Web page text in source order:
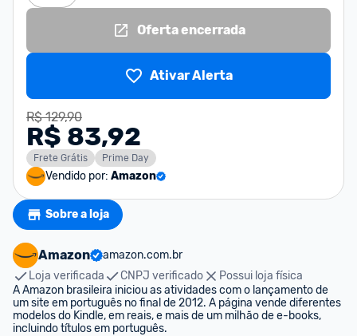
Oferta encerrada
Ativar Alerta
R$ 129,90
R$ 83,92
Frete Grátis Prime Day
Vendido por: Amazon
Sobre a loja
Amazon
amazon.com.br
Loja verificada
CNPJ verificado
Possui loja física
A Amazon brasileira iniciou as atividades com o lançamento de
um site em português no final de 2012. A página vende diferentes
modelos do Kindle, em reais, e mais de um milhão de e-books,
incluindo títulos em português.